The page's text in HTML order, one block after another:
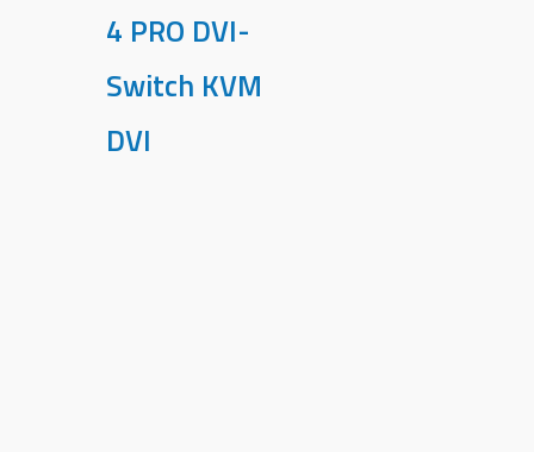
4 PRO DVI-
Switch KVM
DVI